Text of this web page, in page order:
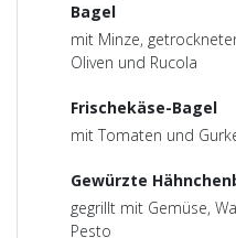
Bagel
mit Minze,
Oliven und Rucola
Frischekäse-Bagel
mit Tomaten und
Gewürzte
gegrillt mit Gemüse,
Pesto